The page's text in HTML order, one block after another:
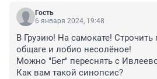
Гость
6 января 2024, 19:48
В Грузию! На самокате! Строчить
общаге и лобио несолёное!
Можно "Бег" переснять с
Как вам такой синопсис?